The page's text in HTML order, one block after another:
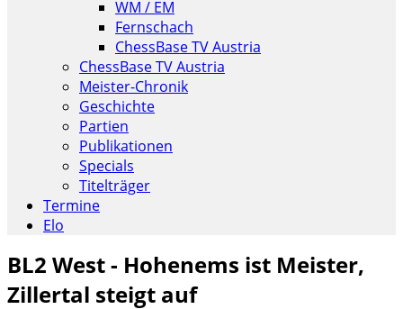
WM / EM
Fernschach
ChessBase TV Austria
ChessBase TV Austria
Meister-Chronik
Geschichte
Partien
Publikationen
Specials
Titelträger
Termine
Elo
BL2 West - Hohenems ist Meister,
Zillertal steigt auf